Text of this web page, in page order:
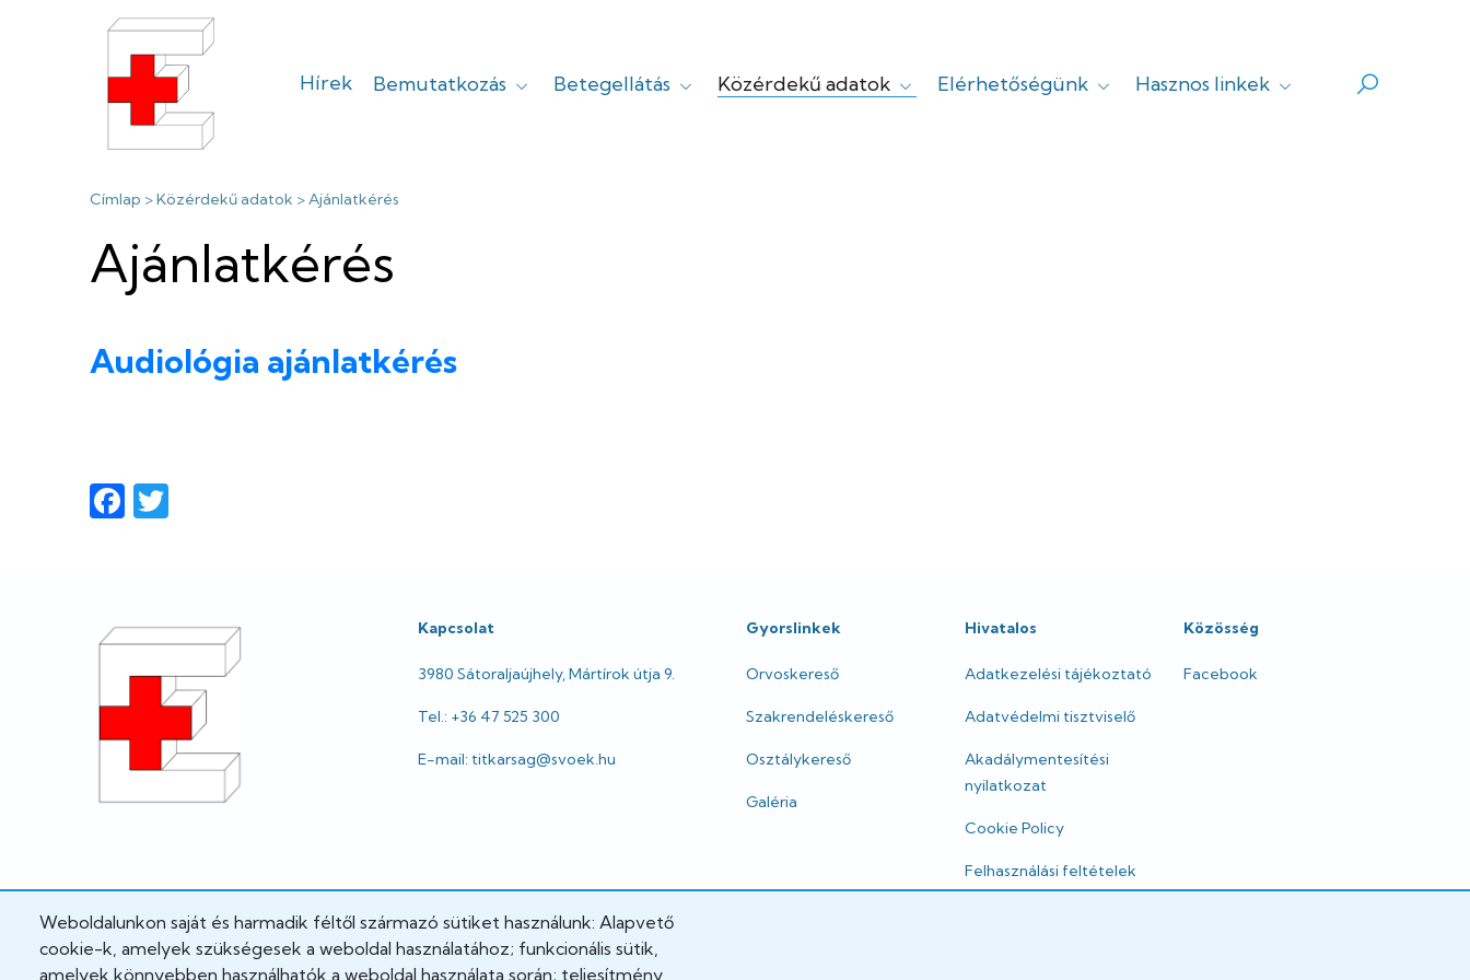
Sátoraljaújhelyi
Erzsébet
Kórház
Hírek Bemutatkozás Betegellátás Közérdekű adatok Elérhetőségünk Hasznos linkek
Morzsa
Címlap Közérdekű adatok Ajánlatkérés
Ajánlatkérés
Audiológia ajánlatkérés
Facebook
Kapcsolat
3980 Sátoraljaújhely, Mártírok útja 9.
Tel.: +36 47 525 300
E-mail: titkarsag@svoek.hu
Gyorslinkek
Orvoskereső
Szakrendeléskereső
Osztálykereső
Galéria
Hivatalos
Adatkezelési tájékoztató
Adatvédelmi tisztviselő
Akadálymentesítési
nyilatkozat
Cookie Policy
Felhasználási feltételek
Közösség
Facebook
Weboldalunkon saját és harmadik féltől származó sütiket használunk: Alapvető
cookie-k, amelyek szükségesek a weboldal használatához; funkcionális sütik,
amelyek könnyebben használhatók a weboldal használata során; teljesítmény